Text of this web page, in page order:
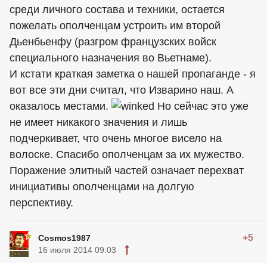
среди личного состава и техники, остается
пожелать ополченцам устроить им второй
Дьенбьенфу (разгром французских войск
специального назначения во Вьетнаме).
И кстати краткая заметка о нашей пропаганде - я
вот все эти дни считал, что Изварино наш. А
оказалось местами.
Но сейчас это уже
не имеет никакого значения и лишь
подчеркивает, что очень многое висело на
волоске. Спасибо ополченцам за их мужество.
Поражение элитный частей означает перехват
инициативы ополченцами на долгую
перспективу.
Cosmos1987 +5
16 июля 2014 09:03